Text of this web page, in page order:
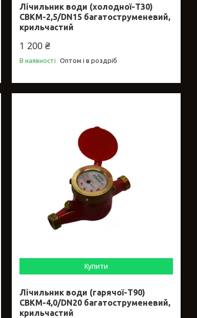
Лічильник води (холодної-Т30)
СВКМ-2,5/DN15 багатоструменевий,
крильчастий
1 200 ₴
В наявності Оптом і в роздріб
Купити
Лічильник води (гарячої-Т90)
СВКМ-4,0/DN20 багатоструменевий,
крильчастий